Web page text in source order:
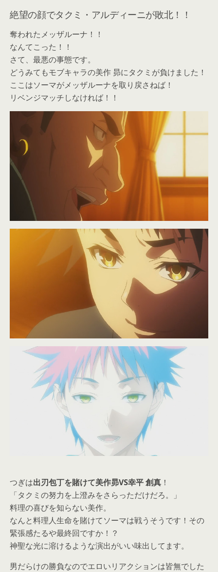
絶望の顔でタクミ・アルディーニが敗北！！
奪われたメッザルーナ！！
なんてこった！！
さて、最悪の事態です。
どうみてもモブキャラの美作 昴にタクミが負けました！
ここはソーマがメッザルーナを取り戻さねば！
リベンジマッチしなければ！！
つぎは出刃包丁を賭けて美作昴VS幸平 創真 ！
「タクミの努力を上澄みをさらっただけだろ。」
料理の喜びを知らない美作。
なんと料理人生命を賭けてソーマは戦うそうです！その
緊張感たるや最終回ですか！？
神聖な光に溶けるような演出がいい味出してます。
男だらけの勝負なのでエロいリアクションは皆無でした